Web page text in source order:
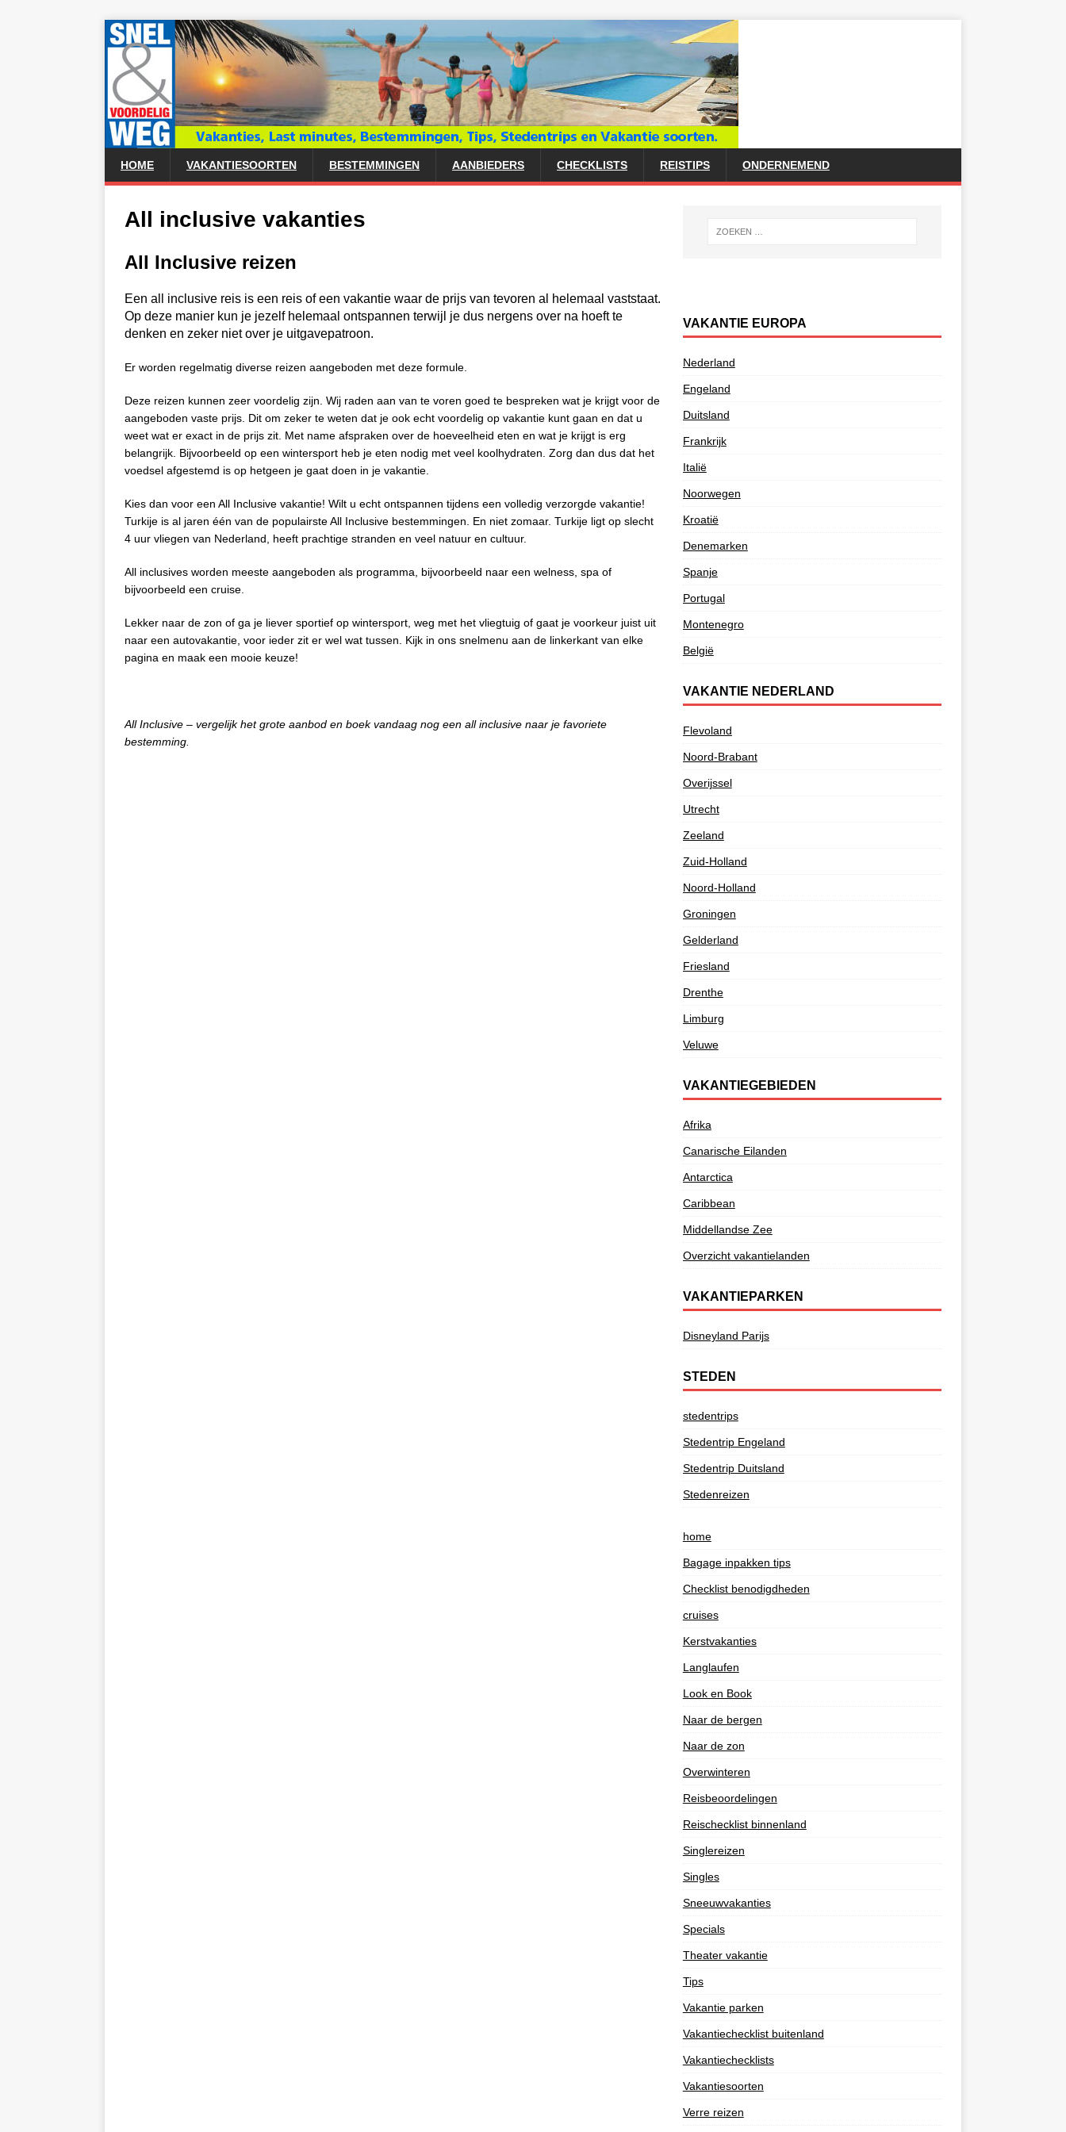
HOME VAKANTIESOORTEN BESTEMMINGEN AANBIEDERS CHECKLISTS REISTIPS ONDERNEMEND
All inclusive vakanties
All Inclusive reizen
Een all inclusive reis is een reis of een vakantie waar de prijs van tevoren al helemaal vaststaat.
Op deze manier kun je jezelf helemaal ontspannen terwijl je dus nergens over na hoeft te
denken en zeker niet over je uitgavepatroon.
Er worden regelmatig diverse reizen aangeboden met deze formule.
Deze reizen kunnen zeer voordelig zijn. Wij raden aan van te voren goed te bespreken wat je krijgt voor de
aangeboden vaste prijs. Dit om zeker te weten dat je ook echt voordelig op vakantie kunt gaan en dat u
weet wat er exact in de prijs zit. Met name afspraken over de hoeveelheid eten en wat je krijgt is erg
belangrijk. Bijvoorbeeld op een wintersport heb je eten nodig met veel koolhydraten. Zorg dan dus dat het
voedsel afgestemd is op hetgeen je gaat doen in je vakantie.
Kies dan voor een All Inclusive vakantie! Wilt u echt ontspannen tijdens een volledig verzorgde vakantie!
Turkije is al jaren één van de populairste All Inclusive bestemmingen. En niet zomaar. Turkije ligt op slecht
4 uur vliegen van Nederland, heeft prachtige stranden en veel natuur en cultuur.
All inclusives worden meeste aangeboden als programma, bijvoorbeeld naar een welness, spa of
bijvoorbeeld een cruise.
Lekker naar de zon of ga je liever sportief op wintersport, weg met het vliegtuig of gaat je voorkeur juist uit
naar een autovakantie, voor ieder zit er wel wat tussen. Kijk in ons snelmenu aan de linkerkant van elke
pagina en maak een mooie keuze!
All Inclusive – vergelijk het grote aanbod en boek vandaag nog een all inclusive naar je favoriete
bestemming.
VAKANTIE EUROPA
Nederland
Engeland
Duitsland
Frankrijk
Italië
Noorwegen
Kroatië
Denemarken
Spanje
Portugal
Montenegro
België
VAKANTIE NEDERLAND
Flevoland
Noord-Brabant
Overijssel
Utrecht
Zeeland
Zuid-Holland
Noord-Holland
Groningen
Gelderland
Friesland
Drenthe
Limburg
Veluwe
VAKANTIEGEBIEDEN
Afrika
Canarische Eilanden
Antarctica
Caribbean
Middellandse Zee
Overzicht vakantielanden
VAKANTIEPARKEN
Disneyland Parijs
STEDEN
stedentrips
Stedentrip Engeland
Stedentrip Duitsland
Stedenreizen
home
Bagage inpakken tips
Checklist benodigdheden
cruises
Kerstvakanties
Langlaufen
Look en Book
Naar de bergen
Naar de zon
Overwinteren
Reisbeoordelingen
Reischecklist binnenland
Singlereizen
Singles
Sneeuwvakanties
Specials
Theater vakantie
Tips
Vakantie parken
Vakantiechecklist buitenland
Vakantiechecklists
Vakantiesoorten
Verre reizen